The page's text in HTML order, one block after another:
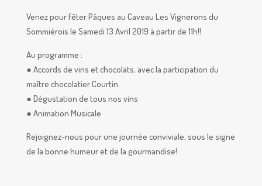
Venez pour fêter Pâques au Caveau Les Vignerons du
Sommiérois le Samedi 13 Avril 2019 à partir de 11h!!
Au programme :
● Accords de vins et chocolats, avec la participation du
maître chocolatier Courtin.
● Dégustation de tous nos vins
● Animation Musicale
Rejoignez-nous pour une journée conviviale, sous le signe
de la bonne humeur et de la gourmandise!